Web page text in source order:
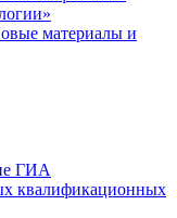
материалы и
ГИА
квалификационных